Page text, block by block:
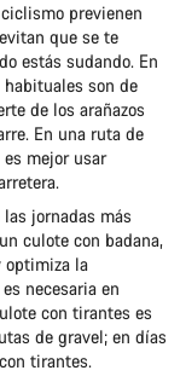
previenen
que se te
estás sudando. En
son de
de los arañazos
En una ruta de
mejor usar
las jornadas más
culote con badana,
optimiza la
necesaria en
con tirantes es
de gravel; en días
tirantes.